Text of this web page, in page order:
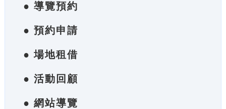
● 導覽預約
● 預約申請
● 場地租借
● 活動回顧
● 網站導覽